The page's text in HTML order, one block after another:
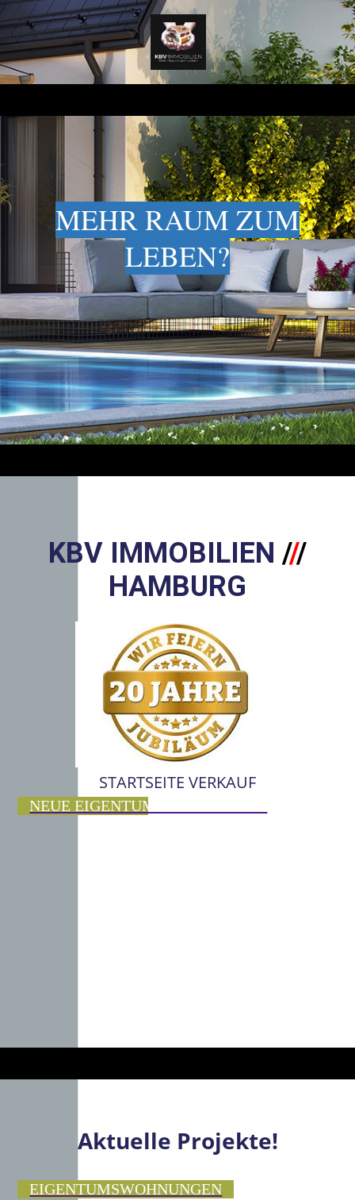
MEHR RAUM ZUM
LEBEN?
KBV IMMOBILIEN ///
HAMBURG
STARTSEITE VERKAUF
NEUE EIGENTUMSWOHNUNGEN
Aktuelle Projekte!
EIGENTUMSWOHNUNGEN